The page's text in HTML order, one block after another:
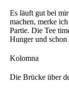
Es läuft gut bei
machen, merke
Partie. Die Tee
Hunger und schon
Kolomna
Die Brücke über